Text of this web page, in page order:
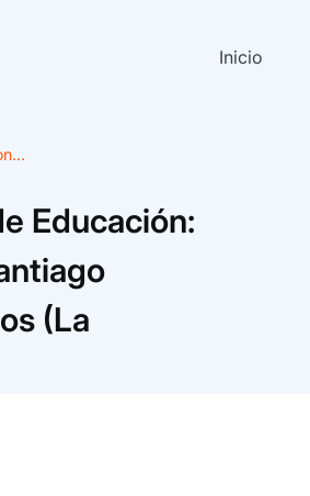
Inicio
Educación:
(La